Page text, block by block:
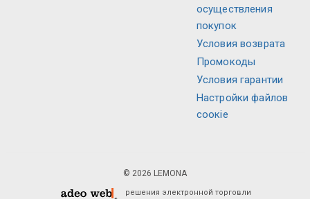
осуществления
покупок
Условия возврата
Промокоды
Условия гарантии
Настройки файлов
соокіе
© 2026 LEMONA
решения электронной торговли